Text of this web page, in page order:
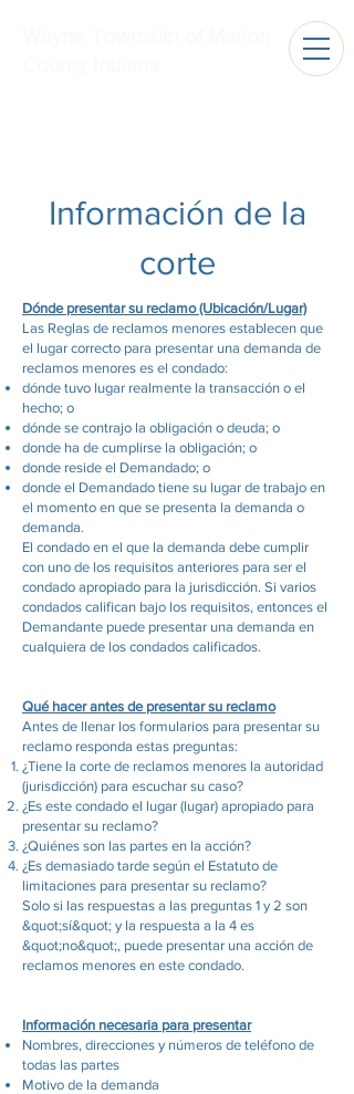
Información de la
corte
Dónde presentar su reclamo (Ubicación/Lugar)
Las Reglas de reclamos menores establecen que
el lugar correcto para presentar una demanda de
reclamos menores es el condado:
dónde tuvo lugar realmente la transacción o el
hecho; o
dónde se contrajo la obligación o deuda; o
donde ha de cumplirse la obligación; o
donde reside el Demandado; o
donde el Demandado tiene su lugar de trabajo en
el momento en que se presenta la demanda o
demanda.
El condado en el que la demanda debe cumplir
con uno de los requisitos anteriores para ser el
condado apropiado para la jurisdicción. Si varios
condados califican bajo los requisitos, entonces el
Demandante puede presentar una demanda en
cualquiera de los condados calificados.
Qué hacer antes de presentar su reclamo
Antes de llenar los formularios para presentar su
reclamo responda estas preguntas:
¿Tiene la corte de reclamos menores la autoridad
(jurisdicción) para escuchar su caso?
¿Es este condado el lugar (lugar) apropiado para
presentar su reclamo?
¿Quiénes son las partes en la acción?
¿Es demasiado tarde según el Estatuto de
limitaciones para presentar su reclamo?
Solo si las respuestas a las preguntas 1 y 2 son
&quot;sí&quot; y la respuesta a la 4 es
&quot;no&quot;, puede presentar una acción de
reclamos menores en este condado.
Información necesaria para presentar
Nombres, direcciones y números de teléfono de
todas las partes
Motivo de la demanda